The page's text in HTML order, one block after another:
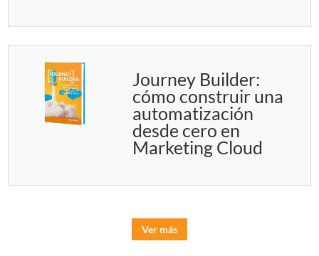
Journey Builder:
cómo construir una
automatización
desde cero en
Marketing Cloud
Ver más